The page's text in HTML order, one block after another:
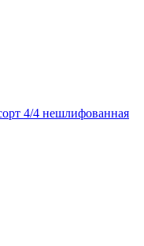
4/4 нешлифованная